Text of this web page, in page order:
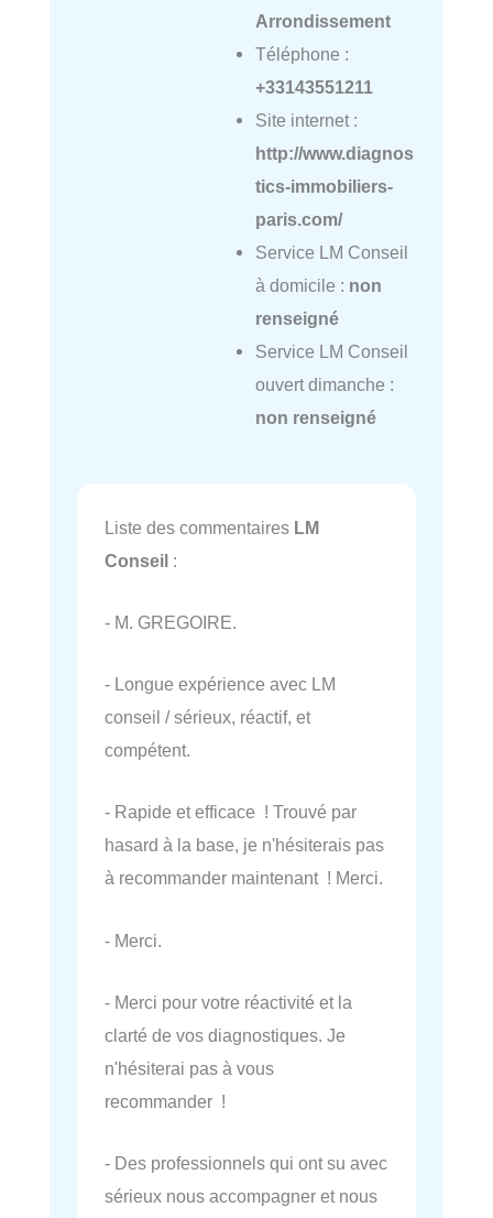
Arrondissement
Téléphone :
+33143551211
Site internet :
http://www.diagnos
tics-immobiliers-
paris.com/
Service LM Conseil
à domicile : non
renseigné
Service LM Conseil
ouvert dimanche :
non renseigné
Liste des commentaires LM
Conseil :
- M. GREGOIRE.
- Longue expérience avec LM
conseil / sérieux, réactif, et
compétent.
- Rapide et efficace ! Trouvé par
hasard à la base, je n'hésiterais pas
à recommander maintenant ! Merci.
- Merci.
- Merci pour votre réactivité et la
clarté de vos diagnostiques. Je
n'hésiterai pas à vous
recommander !
- Des professionnels qui ont su avec
sérieux nous accompagner et nous